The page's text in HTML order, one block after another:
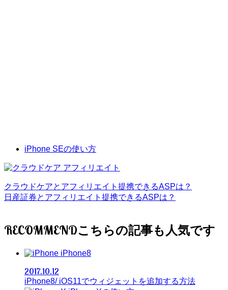
iPhone SEの使い方
クラウドケアとアフィリエイト提携できるASPは？
日産証券とアフィリエイト提携できるASPは？
RECOMMEND
iPhone8
2017.10.12
iPhone8/ iOS11でウィジェットを追加する方法